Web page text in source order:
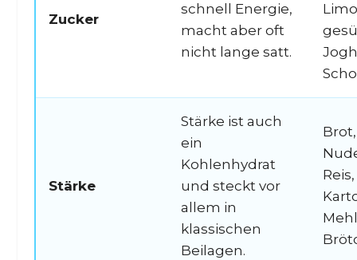
Zucker
schnell Energie,
macht aber oft
nicht lange satt.
Stärke
Stärke ist auch
ein
Kohlenhydrat
und steckt vor
allem in
klassischen
Beilagen.
Brot,
Reis,